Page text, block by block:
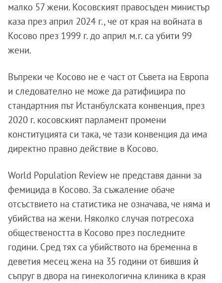
малко 57 жени. Косовският правосъден министър
каза през април 2024 г., че от края на войната в
Косово през 1999 г. до април м.г. са убити 99
жени.
Въпреки че Косово не е част от Съвета на Европа
и следователно не може да ратифицира по
стандартния път Истанбулската конвенция, през
2020 г. косовският парламент промени
конституцията си така, че тази конвенция да има
директно правно действие в Косово.
World Population Review не представя данни за
фемицида в Косово. За съжаление обаче
отсъствието на статистика не означава, че няма и
убийства на жени. Няколко случая потресоха
обществеността в Косово през последните
години. Сред тях са убийството на бременна в
деветия месец жена на 35 години от бившия ѝ
съпруг в двора на гинекологична клиника в края